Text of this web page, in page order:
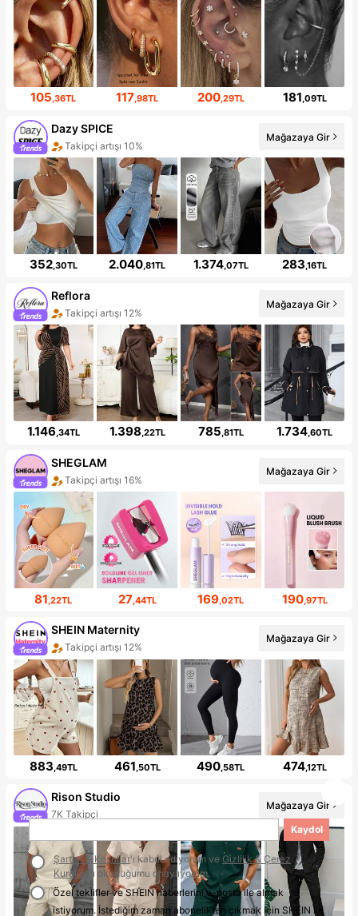
105,36TL 117,98TL 200,29TL 181,09TL
Dazy SPICE
Takipçi artışı 10%
Mağazaya Gir
352,30TL 2.040,81TL 1.374,07TL 283,16TL
Reflora
Takipçi artışı 12%
Mağazaya Gir
1.146,34TL 1.398,22TL 785,81TL 1.734,60TL
SHEGLAM
Takipçi artışı 16%
Mağazaya Gir
81 ,22TL 27,44TL 169 ,02TL 190,97TL
SHEIN Maternity
Takipçi artışı 12%
Mağazaya Gir
883 ,49TL 461 ,50TL 490 ,58TL 474,12TL
Rison Studio
7K Takipçi
Mağazaya Gir
Kaydol
Şartlar & Koşullar'ı kabul ediyorum ve Gizlilik & Çerez
Kuralları 'ı okuduğumu onaylıyorum.
Özel teklifler ve SHEIN haberlerini e-posta ile almak
istiyorum. İstediğim zaman abonelikten çıkmak için SHEIN ile